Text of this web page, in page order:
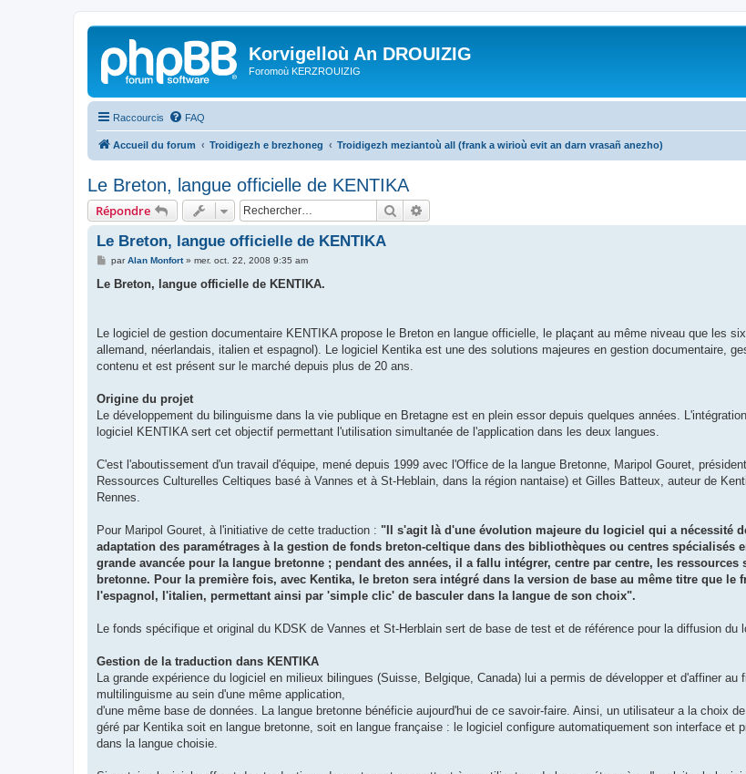
Korvigelloù An DROUIZIG
Foromoù KERZROUIZIG
Raccourcis FAQ
Accueil du forum Troidigezh e brezhoneg Troidigezh meziantoù all (frank a wirioù evit an darn vrasañ anezho)
Le Breton, langue officielle de KENTIKA
Répondre Rechercher
Le Breton, langue officielle de KENTIKA
M
s
parAlan Monfort» mer. oct. 22, 2008 9:35 am
Le Breton, langue officielle de KENTIKA.
Le logiciel de gestion documentaire KENTIKA propose le Breton en langue officielle, le plaçant au même niveau que les
allemand, néerlandais, italien et espagnol). Le logiciel Kentika est une des solutions majeures en gestion documentaire,
contenu et est présent sur le marché depuis plus de 20 ans.
Origine du projet
Le développement du bilinguisme dans la vie publique en Bretagne est en plein essor depuis quelques années.
logiciel KENTIKA sert cet objectif permettant l'utilisation simultanée de l'application dans les deux langues.
C'est l'aboutissement d'un travail d'équipe, mené depuis 1999 avec l'Office de la langue Bretonne, Maripol Gouret,
Ressources Culturelles Celtiques basé à Vannes et à St-Heblain, dans la région nantaise) et Gilles Batteux, auteur de
Rennes.
Pour Maripol Gouret, à l'initiative de cette traduction : "Il s'agit là d'une évolution majeure du logiciel qui a nécessité
adaptation des paramétrages à la gestion de fonds breton-celtique dans des bibliothèques ou centres spécialisés
grande avancée pour la langue bretonne ; pendant des années, il a fallu intégrer, centre par centre, les ressources
bretonne. Pour la première fois, avec Kentika, le breton sera intégré dans la version de base au même titre que le
l'espagnol, l'italien, permettant ainsi par 'simple clic' de basculer dans la langue de son choix".
Le fonds spécifique et original du KDSK de Vannes et St-Herblain sert de base de test et de référence pour la diffusion du
Gestion de la traduction dans KENTIKA
La grande expérience du logiciel en milieux bilingues (Suisse, Belgique, Canada) lui a permis de développer et d'affiner
multilinguisme au sein d'une même application,
d'une même base de données. La langue bretonne bénéficie aujourd'hui de ce savoir-faire. Ainsi, un utilisateur a la choix
géré par Kentika soit en langue bretonne, soit en langue française : le logiciel configure automatiquement son interface et
dans la langue choisie.